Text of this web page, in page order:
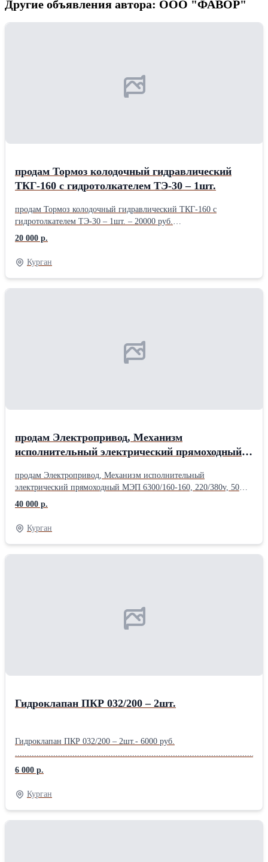
Другие объявления автора: ООО "ФАВОР"
продам Тормоз колодочный гидравлический
ТКГ-160 с гидротолкателем ТЭ-30 – 1шт.
продам Тормоз колодочный гидравлический ТКГ-160 с
гидротолкателем ТЭ-30 – 1шт. – 20000 руб.
20 000 р.
Курган
продам Электропривод, Механизм
исполнительный электрический прямоходный
IIBT4 – 1шт.
продам Электропривод, Механизм исполнительный
электрический прямоходный МЭП 6300/160-160, 220/380v, 50Hz,
1ExdIIBT4, IIBT4 – 1шт. - 40000 руб.
40 000 р.
Курган
Гидроклапан ПКР 032/200 – 2шт.
Гидроклапан ПКР 032/200 – 2шт.- 6000 руб.
6 000 р.
Курган